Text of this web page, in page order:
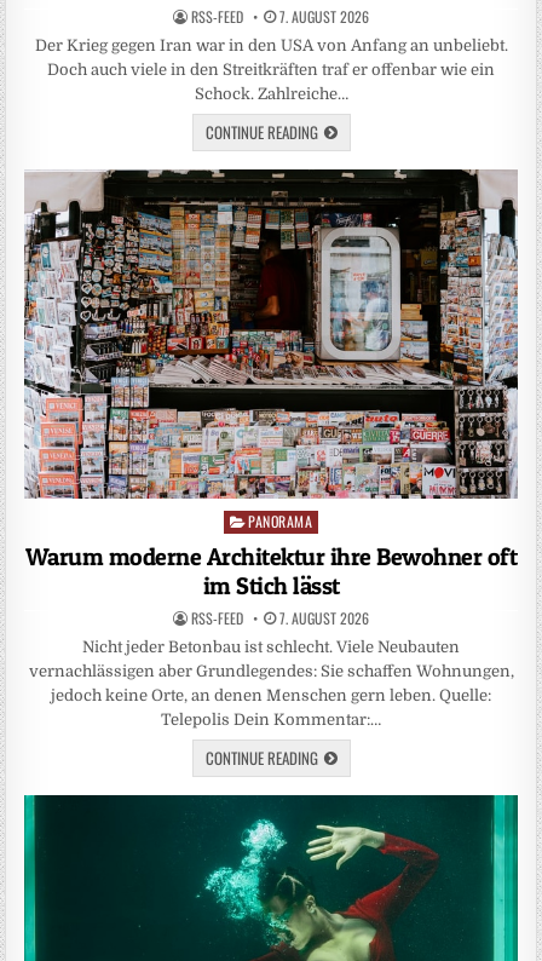
RSS-FEED 7. AUGUST 2026
Der Krieg gegen Iran war in den USA von Anfang an unbeliebt.
Doch auch viele in den Streitkräften traf er offenbar wie ein
Schock. Zahlreiche…
CONTINUE READING
Posted
PANORAMA
Warum moderne Architektur ihre Bewohner oft
im Stich lässt
RSS-FEED 7. AUGUST 2026
Nicht jeder Betonbau ist schlecht. Viele Neubauten
vernachlässigen aber Grundlegendes: Sie schaffen Wohnungen,
jedoch keine Orte, an denen Menschen gern leben. Quelle:
Telepolis Dein Kommentar:…
CONTINUE READING